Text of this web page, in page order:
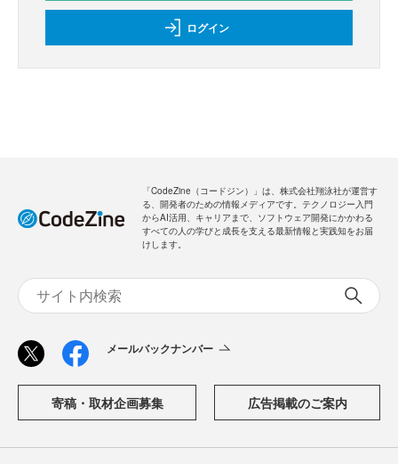
ログイン
「CodeZine（コードジン）」は、株式会社翔泳社が運営す
る、開発者のための情報メディアです。テクノロジー入門
からAI活用、キャリアまで、ソフトウェア開発にかかわる
すべての人の学びと成長を支える最新情報と実践知をお届
けします。
メールバックナンバー
寄稿・取材企画募集 広告掲載のご案内